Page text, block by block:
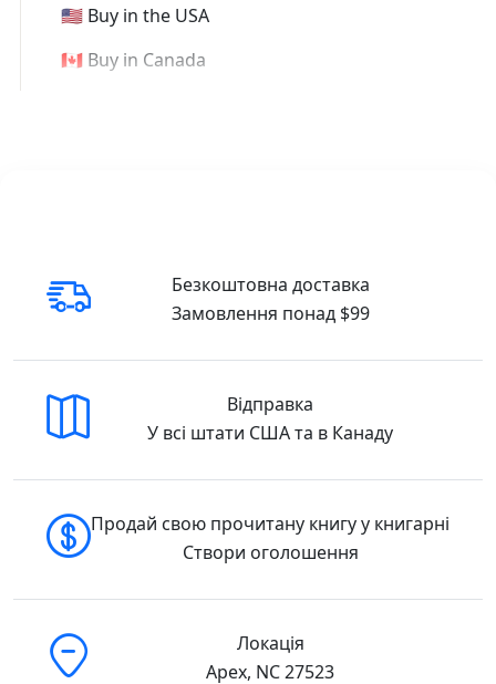
🇺🇸 Buy in the USA
🇨🇦 Buy in Canada
Безкоштовна доставка
Замовлення понад $99
Відправка
У всі штати США та в Канаду
Продай свою прочитану книгу у книгарні
Створи оголошення
Локація
Apex, NC 27523